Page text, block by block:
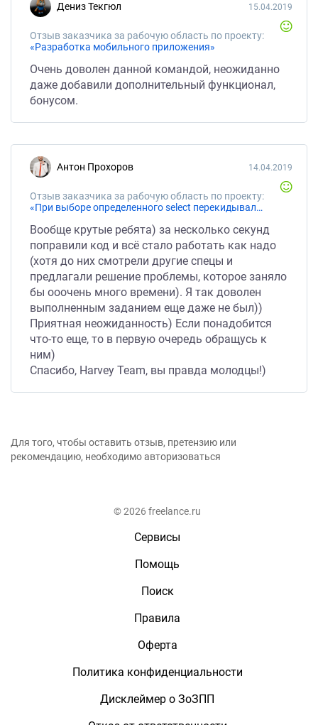
Дениз Текгюл
Отзыв заказчика за рабочую область по проекту:
«Разработка мобильного приложения»
15.04.2019
Очень доволен данной командой, неожиданно
даже добавили дополнительный функционал,
бонусом.
Антон Прохоров
Отзыв заказчика за рабочую область по проекту:
«При выборе определенного select перекидывало на ту ссылку, которая указана в атрибуте option»
14.04.2019
Вообще крутые ребята) за несколько секунд
поправили код и всё стало работать как надо
(хотя до них смотрели другие спецы и
предлагали решение проблемы, которое заняло
бы ооочень много времени). Я так доволен
выполненным заданием еще даже не был))
Приятная неожиданность) Если понадобится
что-то еще, то в первую очередь обращусь к
ним)
Спасибо, Harvey Team, вы правда молодцы!)
Для того, чтобы оставить отзыв, претензию или
рекомендацию, необходимо авторизоваться
© 2026 freelance.ru
Сервисы
Помощь
Поиск
Правила
Оферта
Политика конфиденциальности
Дисклеймер о ЗоЗПП